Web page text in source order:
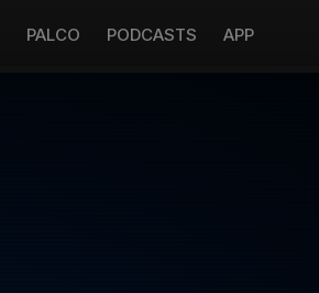
PALCO PODCASTS APP